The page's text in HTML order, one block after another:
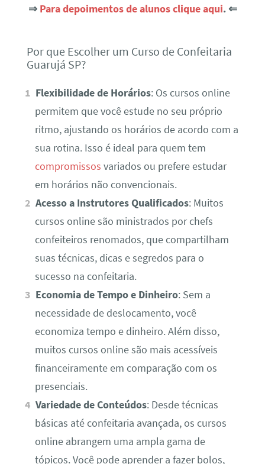
⇒ Para depoimentos de alunos clique aqui. ⇐
Por que Escolher um Curso de Confeitaria
Guarujá SP?
Flexibilidade de Horários: Os cursos online
permitem que você estude no seu próprio
ritmo, ajustando os horários de acordo com a
sua rotina. Isso é ideal para quem tem
compromissos variados ou prefere estudar
em horários não convencionais.
Acesso a Instrutores Qualificados: Muitos
cursos online são ministrados por chefs
confeiteiros renomados, que compartilham
suas técnicas, dicas e segredos para o
sucesso na confeitaria.
Economia de Tempo e Dinheiro: Sem a
necessidade de deslocamento, você
economiza tempo e dinheiro. Além disso,
muitos cursos online são mais acessíveis
financeiramente em comparação com os
presenciais.
Variedade de Conteúdos: Desde técnicas
básicas até confeitaria avançada, os cursos
online abrangem uma ampla gama de
tópicos. Você pode aprender a fazer bolos,